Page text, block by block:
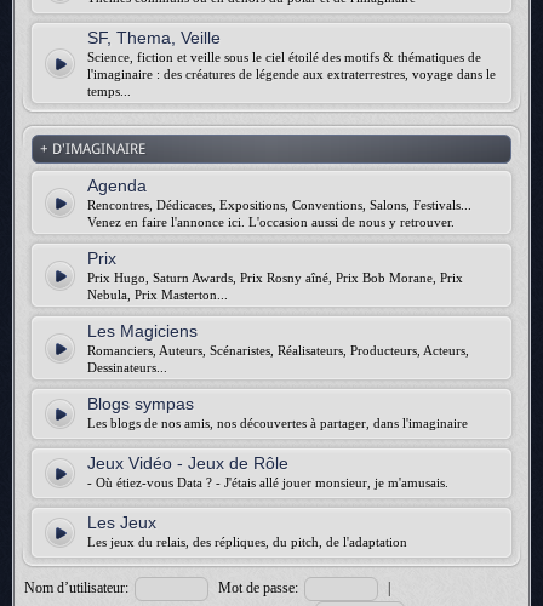
SF, Thema, Veille
Science, fiction et veille sous le ciel étoilé des motifs & thématiques de
l'imaginaire : des créatures de légende aux extraterrestres, voyage dans le
temps...
+ D'IMAGINAIRE
Agenda
Rencontres, Dédicaces, Expositions, Conventions, Salons, Festivals...
Venez en faire l'annonce ici. L'occasion aussi de nous y retrouver.
Prix
Prix Hugo, Saturn Awards, Prix Rosny aîné, Prix Bob Morane, Prix
Nebula, Prix Masterton...
Les Magiciens
Romanciers, Auteurs, Scénaristes, Réalisateurs, Producteurs, Acteurs,
Dessinateurs...
Blogs sympas
Les blogs de nos amis, nos découvertes à partager, dans l'imaginaire
Jeux Vidéo - Jeux de Rôle
- Où étiez-vous Data ? - J'étais allé jouer monsieur, je m'amusais.
Les Jeux
Les jeux du relais, des répliques, du pitch, de l'adaptation
Nom d’utilisateur: Mot de passe:
|